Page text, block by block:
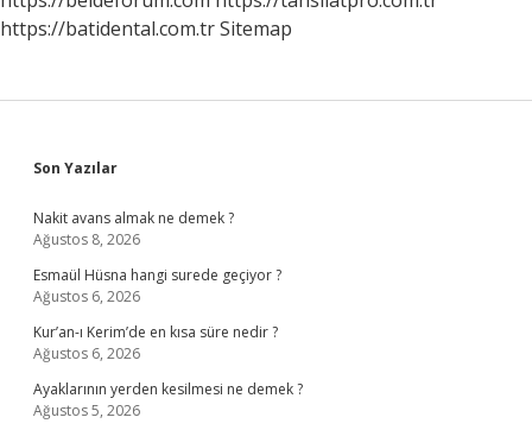
https://batidental.com.trSitemap
Sidebar
Son Yazılar
Nakit avans almak ne demek ?
Ağustos 8, 2026
Esmaül Hüsna hangi surede geçiyor ?
Ağustos 6, 2026
Kur’an-ı Kerim’de en kısa süre nedir ?
Ağustos 6, 2026
Ayaklarının yerden kesilmesi ne demek ?
Ağustos 5, 2026